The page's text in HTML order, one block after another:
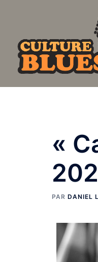
«
PAR DANIEL